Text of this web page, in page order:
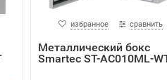
избранное сравнить
Металлический бокс
Smartec ST-AC010ML-